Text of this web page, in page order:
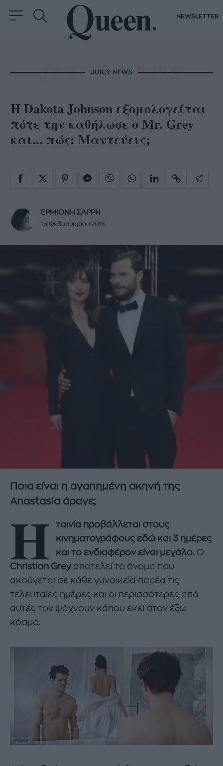
NEWSLETTER
JUICY NEWS
Η Dakota Johnson εξομολογείται
πότε την καθήλωσε o Mr. Grey
και... πώς: Μαντεύεις;
ΕΡΜΙΟΝΗ ΣΑΡΡΗ
15 Φεβρουαρίου 2015
Ποια είναι η αγαπημένη σκηνή της
Anastasia άραγε;
Η
ταινία προβάλλεται στους
κινηματογράφους εδώ και 3 ημέρες
και το ενδιαφέρον είναι μεγάλο. Ο
Christian Greyαποτελεί το όνομα που
ακούγεται σε κάθε γυναικεία παρέα τις
τελευταίες ημέρες και οι περισσότερες από
αυτές τον ψάχνουν κάπου εκεί στον έξω
κόσμο.